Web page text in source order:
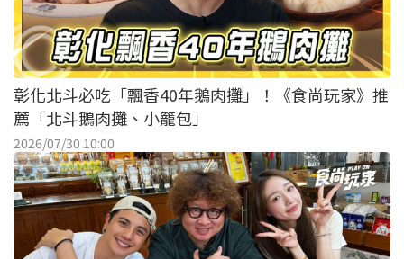
彰化北斗必吃「飄香40年鵝肉攤」！《食尚玩家》推
薦「北斗鵝肉攤、小籠包」
2026/07/30 10:00